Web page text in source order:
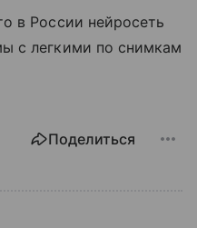
в России нейросеть
с легкими по снимкам
Поделиться